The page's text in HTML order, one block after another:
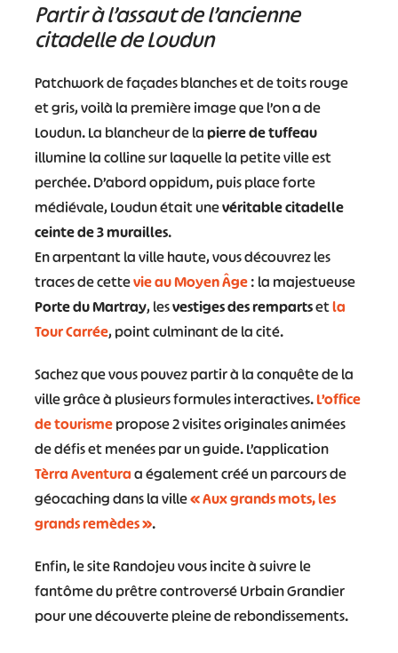
Partir à l’assaut de l’ancienne
citadelle de Loudun
Patchwork de façades blanches et de toits rouge
et gris, voilà la première image que l’on a de
Loudun. La blancheur de lapierre de tuffeau
illumine la colline sur laquelle la petite ville est
perchée. D’abord oppidum, puis place forte
médiévale, Loudun était unevéritable citadelle
ceinte de 3 murailles.
En arpentant la ville haute, vous découvrez les
traces de cettevie au Moyen Âge: la majestueuse
Porte du Martray, lesvestiges des rempartsetla
Tour Carrée, point culminant de la cité.
Sachez que vous pouvez partir à la conquête de la
ville grâce à plusieurs formules interactives.L’office
de tourismepropose 2 visites originales animées
de défis et menées par un guide. L’application
Tèrra Aventuraa également créé un parcours de
géocaching dans la ville« Aux grands mots, les
grands remèdes ».
Enfin, le site Randojeu vous incite à suivre le
fantôme du prêtre controversé Urbain Grandier
pour une découverte pleine de rebondissements.